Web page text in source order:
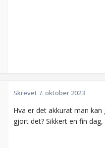
Skrevet 7. oktober 2023
Hva er det akkurat man
gjort det? Sikkert en fin